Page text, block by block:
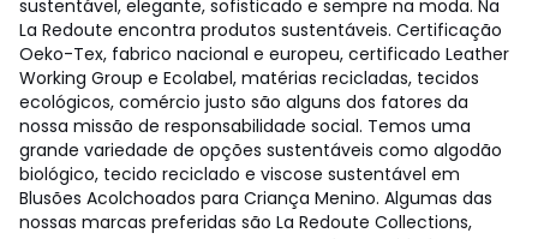
sustentável, elegante, sofisticado e sempre na moda. Na
La Redoute encontra produtos sustentáveis. Certificação
Oeko-Tex, fabrico nacional e europeu, certificado Leather
Working Group e Ecolabel, matérias recicladas, tecidos
ecológicos, comércio justo são alguns dos fatores da
nossa missão de responsabilidade social. Temos uma
grande variedade de opções sustentáveis como algodão
biológico, tecido reciclado e viscose sustentável em
Blusões Acolchoados para Criança Menino. Algumas das
nossas marcas preferidas são La Redoute Collections,